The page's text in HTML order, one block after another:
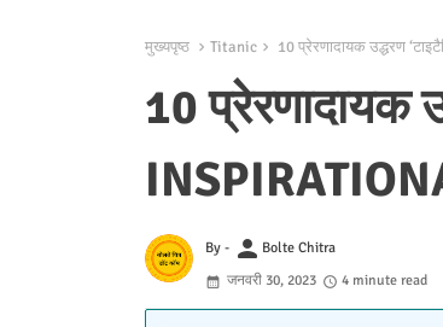
मुख्यपृष्ठ Titanic 10 प्रेरणादायक उद्धरण
10 प्रेरणादायक
By - person Bolte Chitra
जनवरी 30, 2023
4 minute read